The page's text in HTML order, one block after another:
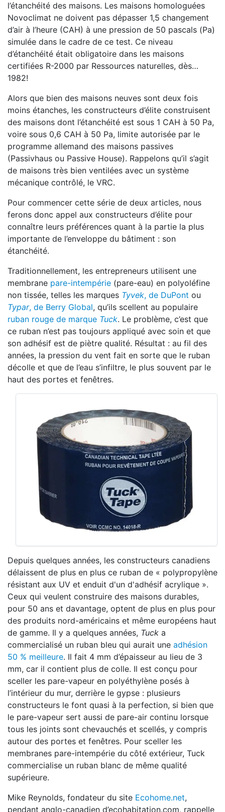
l’étanchéité des maisons. Les maisons homologuées
Novoclimat ne doivent pas dépasser 1,5 changement
d’air à l’heure (CAH) à une pression de 50 pascals (Pa)
simulée dans le cadre de ce test. Ce niveau
d’étanchéité était obligatoire dans les maisons
certifiées R-2000 par Ressources naturelles, dès…
1982!
Alors que bien des maisons neuves sont deux fois
moins étanches, les constructeurs d’élite construisent
des maisons dont l’étanchéité est sous 1 CAH à 50 Pa,
voire sous 0,6 CAH à 50 Pa, limite autorisée par le
programme allemand des maisons passives
(Passivhaus ou Passive House). Rappelons qu’il s’agit
de maisons très bien ventilées avec un système
mécanique contrôlé, le VRC.
Pour commencer cette série de deux articles, nous
ferons donc appel aux constructeurs d’élite pour
connaître leurs préférences quant à la partie la plus
importante de l’enveloppe du bâtiment : son
étanchéité.
Traditionnellement, les entrepreneurs utilisent une
membrane pare-intempérie (pare-eau) en polyoléfine
non tissée, telles les marques Tyvek, de DuPont ou
Typar, de Berry Global, qu’ils scellent au populaire
ruban rouge de marque Tuck. Le problème, c’est que
ce ruban n’est pas toujours appliqué avec soin et que
son adhésif est de piètre qualité. Résultat : au fil des
années, la pression du vent fait en sorte que le ruban
décolle et que de l’eau s’infiltre, le plus souvent par le
haut des portes et fenêtres.
Depuis quelques années, les constructeurs canadiens
délaissent de plus en plus ce ruban de « polypropylène
résistant aux UV et enduit d'un d'adhésif acrylique ».
Ceux qui veulent construire des maisons durables,
pour 50 ans et davantage, optent de plus en plus pour
des produits nord-américains et même européens haut
de gamme. Il y a quelques années, Tuck a
commercialisé un ruban bleu qui aurait une adhésion
50 % meilleure. Il fait 4 mm d’épaisseur au lieu de 3
mm, car il contient plus de colle. Il est conçu pour
sceller les pare-vapeur en polyéthylène posés à
l’intérieur du mur, derrière le gypse : plusieurs
constructeurs le font quasi à la perfection, si bien que
le pare-vapeur sert aussi de pare-air continu lorsque
tous les joints sont chevauchés et scellés, y compris
autour des portes et fenêtres. Pour sceller les
membranes pare-intempérie du côté extérieur, Tuck
commercialise un ruban blanc de même qualité
supérieure.
Mike Reynolds, fondateur du site Ecohome.net,
pendant anglo-canadien d’ecohabitation.com, rappelle